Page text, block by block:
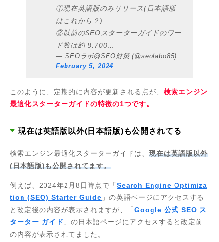
①現在英語版のみリリース(日本語版
はこれから？)
②以前のSEOスターターガイドのワー
ド数は約 8,700…
— SEOラボ@SEO対策 (@seolabo85)
February 5, 2024
このように、定期的に内容が更新される点が、 検索エンジン
最適化スターターガイドの特徴の1つです。
現在は英語版以外(日本語版)も公開されてる
検索エンジン最適化スターターガイドは、 現在は英語版以外
(日本語版)も公開されてます。
例えば、2024年2月8日時点で「 Search Engine Optimiza
tion (SEO) Starter Guide 」の英語ページにアクセスする
と改定後の内容が表示されますが、「 Google 公式 SEO ス
ターター ガイド 」の日本語ページにアクセスすると改定前
の内容が表示されてました。